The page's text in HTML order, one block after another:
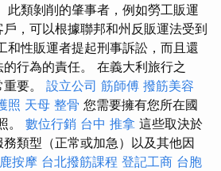
此類剝削的肇事者，例如勞工販運
，可以根據聯邦和州反販運法受到
和性販運者提起刑事訴訟，而且還
行為的責任。 在義大利旅行之
要。 設立公司 筋師傅 撥筋美容
照 天母 整骨 您需要擁有您所在國
。 數位行銷 台中 推拿 這些取決於
類型（正常或加急）以及其他因
按摩 台北撥筋課程 登記工商 台胞